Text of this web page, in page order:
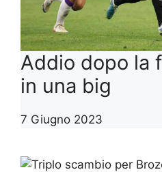
Addio dopo la
in una big
7 Giugno 2023